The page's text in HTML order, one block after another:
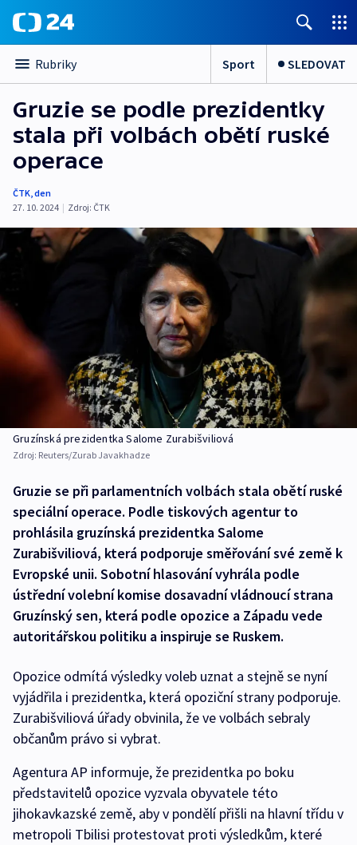
Rubriky Sport SLEDOVAT
Gruzie se podle prezidentky
stala při volbách obětí ruské
operace
ČTK,den
27. 10. 2024 | Zdroj: ČTK
Gruzínská prezidentka Salome Zurabišviliová
Zdroj: Reuters/Zurab Javakhadze
Gruzie se při parlamentních volbách stala obětí ruské
speciální operace. Podle tiskových agentur to
prohlásila gruzínská prezidentka Salome
Zurabišviliová, která podporuje směřování své země k
Evropské unii. Sobotní hlasování vyhrála podle
ústřední volební komise dosavadní vládnoucí strana
Gruzínský sen, která podle opozice a Západu vede
autoritářskou politiku a inspiruje se Ruskem.
Opozice odmítá výsledky voleb uznat a stejně se nyní
vyjádřila i prezidentka, která opoziční strany podporuje.
Zurabišviliová úřady obvinila, že ve volbách sebraly
občanům právo si vybrat.
Agentura AP informuje, že prezidentka po boku
představitelů opozice vyzvala obyvatele této
jihokavkazské země, aby v pondělí přišli na hlavní třídu v
metropoli Tbilisi protestovat proti výsledkům, které